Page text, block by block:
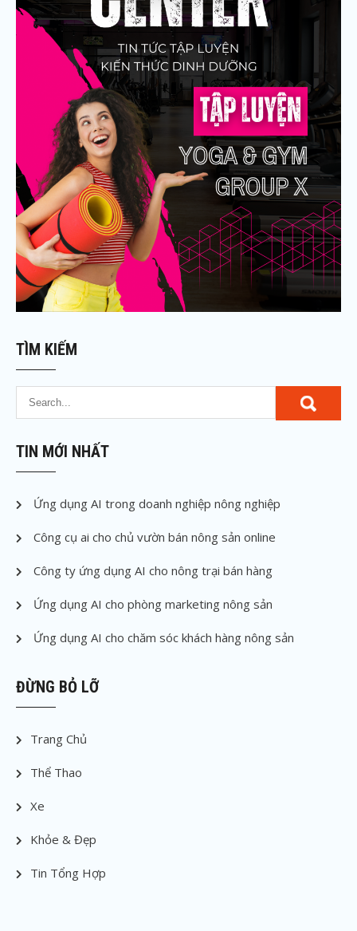
a
t
TÌM KIẾM
TIN MỚI NHẤT
Ứng dụng AI trong doanh nghiệp nông nghiệp
Công cụ ai cho chủ vườn bán nông sản online
Công ty ứng dụng AI cho nông trại bán hàng
Ứng dụng AI cho phòng marketing nông sản
Ứng dụng AI cho chăm sóc khách hàng nông sản
ĐỪNG BỎ LỠ
Trang Chủ
Thể Thao
Xe
Khỏe & Đẹp
Tin Tổng Hợp